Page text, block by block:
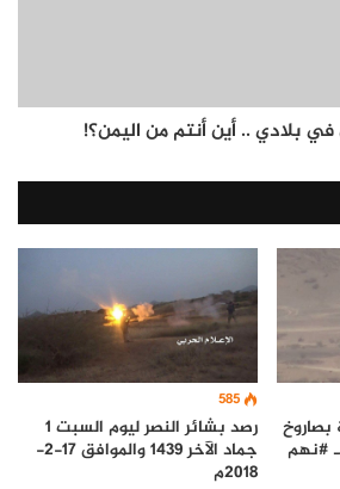
في بلادي .. أين أنتم من اليمن؟!
#نهم
585
رصد بشائر النصر ليوم السبت 1
جماد الآخر 1439 والموافق 17-2-
2018م